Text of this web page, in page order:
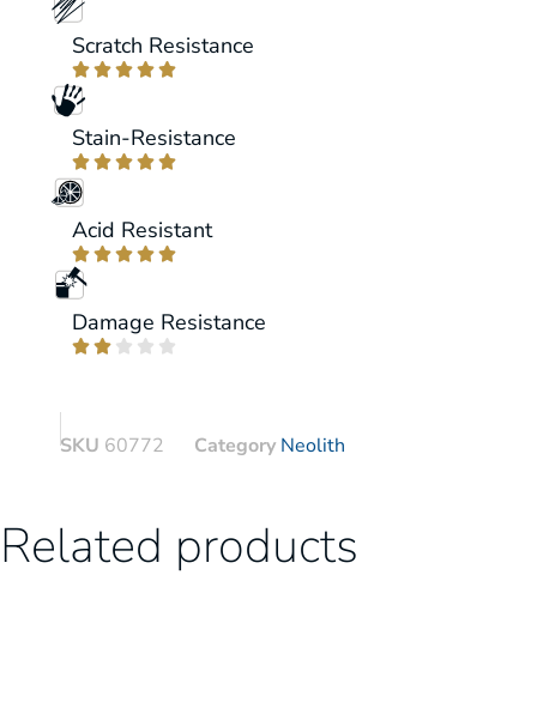
Scratch Resistance
    
Stain-Resistance
    
Acid Resistant
    
Damage Resistance
    
SKU 60772 Category Neolith
Related products